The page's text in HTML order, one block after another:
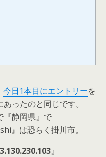
今日1本目にエントリーを
ったのと同じです。
『静岡県』で
』は恐らく掛川市。
』